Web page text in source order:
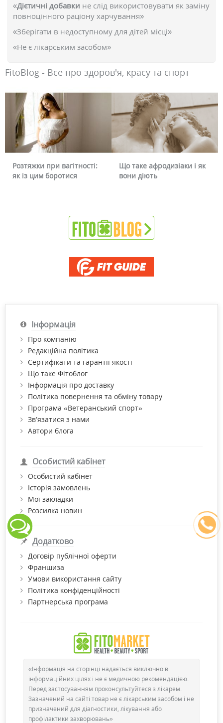
«Дієтичні добавки не слід використовувати як заміну
повноцінного раціону харчування»
«Зберігати в недоступному для дітей місці»
«Не є лікарським засобом»
FitoBlog - Все про здоров'я, красу та спорт
Розтяжки при вагітності:
як із цим боротися
Що таке афродизіаки і як
вони діють
Інформація
Про компанію
Редакційна політика
Сертифікати та гарантії якості
Що таке Фітоблог
Інформація про доставку
Політика повернення та обміну товару
Програма «Ветеранський спорт»
Зв’язатися з нами
Автори блога
Особистий кабінет
Особистий кабінет
Історія замовлень
Мої закладки
Розсилка новин
Додатково
Договір публічної оферти
Франшиза
Умови використання сайту
Політика конфіденційності
Партнерська програма
«Інформація на сторінці надається виключно в
інформаційних цілях і не є медичною рекомендацією.
Перед застосуванням проконсультуйтеся з лікарем.
Зазначений на сайті товар не є лікарським засобом і не
призначений для діагностики, лікування або
профілактики захворювань»